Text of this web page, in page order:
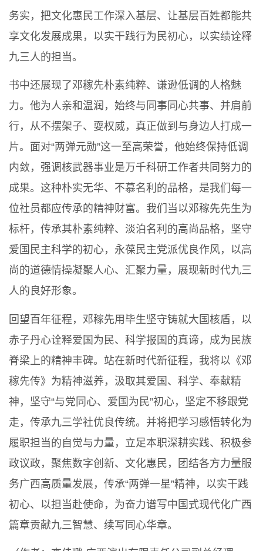
务实，把文化惠民工作深入基层、让基层百姓都能共
享文化发展成果，以实干践行为民初心，以实绩诠释
九三人的担当。
书中还展现了邓稼先朴素纯粹、谦逊低调的人格魅
力。他为人亲和温润，始终与同事同心共事、并肩前
行，从不摆架子、耍权威，真正做到与身边人打成一
片。面对“两弹元勋”这一至高荣誉，他始终保持低调
内敛，强调核武器事业是万千科研工作者共同努力的
成果。这种朴实无华、不慕名利的品格，是我们每一
位社员都应传承的精神财富。我们当以邓稼先先生为
标杆，传承其朴素纯粹、淡泊名利的高尚品格，坚守
爱国民主科学的初心，永葆民主党派优良作风，以高
尚的道德情操凝聚人心、汇聚力量，展现新时代九三
人的良好形象。
回望百年征程，邓稼先用毕生坚守铸就大国核盾，以
赤子丹心诠释爱国为民、科学报国的真谛，成为民族
脊梁上的精神丰碑。站在新时代新征程，我将以《邓
稼先传》为精神滋养，汲取其爱国、科学、奉献精
神，坚守“与党同心、爱国为民”初心，坚定不移跟党
走，传承九三学社优良传统。并将把学习感悟转化为
履职担当的自觉与力量，立足本职深耕实践、积极参
政议政，聚焦数字创新、文化惠民，团结各方力量服
务广西高质量发展，传承“两弹一星”精神，以实干践
初心、以担当赴使命，为奋力谱写中国式现代化广西
篇章贡献九三智慧、续写同心华章。